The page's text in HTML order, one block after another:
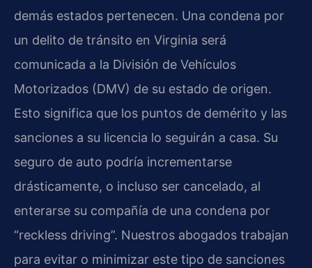
demás estados pertenecen. Una condena por
un delito de tránsito en Virginia será
comunicada a la División de Vehículos
Motorizados (DMV) de su estado de origen.
Esto significa que los puntos de demérito y las
sanciones a su licencia lo seguirán a casa. Su
seguro de auto podría incrementarse
drásticamente, o incluso ser cancelado, al
enterarse su compañía de una condena por
“reckless driving”. Nuestros abogados trabajan
para evitar o minimizar este tipo de sanciones